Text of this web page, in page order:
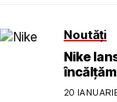
Noutăți
Nike
20